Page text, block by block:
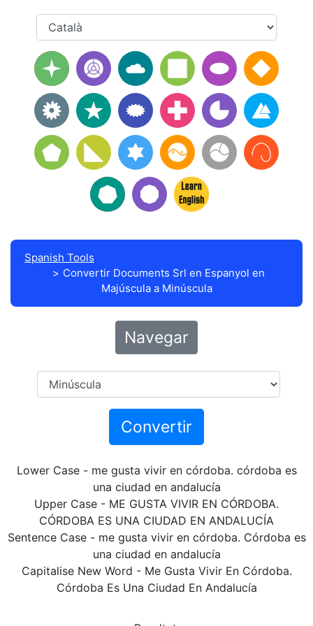
Spanish Tools
Convertir Documents Srl en Espanyol en
Majúscula a Minúscula
Navegar
Convertir
Lower Case - me gusta vivir en córdoba. córdoba es
una ciudad en andalucía
Upper Case - ME GUSTA VIVIR EN CÓRDOBA.
CÓRDOBA ES UNA CIUDAD EN ANDALUCÍA
Sentence Case - me gusta vivir en córdoba. Córdoba es
una ciudad en andalucía
Capitalise New Word - Me Gusta Vivir En Córdoba.
Córdoba Es Una Ciudad En Andalucía